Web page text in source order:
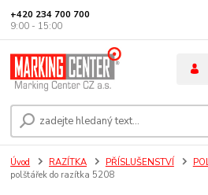
+420 234 700 700
9:00 - 15:00
Úvod RAZÍTKA PŘÍSLUŠENSTVÍ
polštářek do razítka 5208